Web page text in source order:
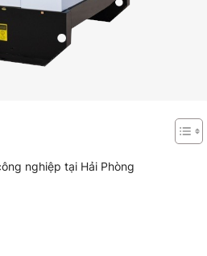
nghiệp tại Hải Phòng